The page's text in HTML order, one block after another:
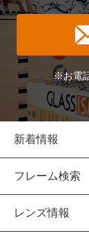
※お電
新着情報
フレーム検索
レンズ情報